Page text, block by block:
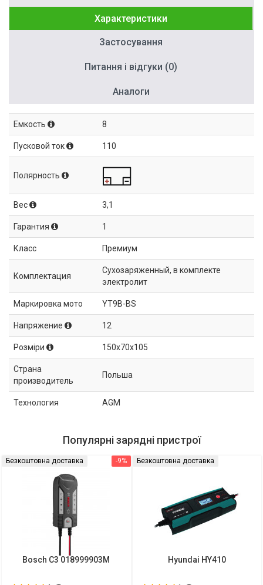
Характеристики
Застосування
Питання і відгуки (0)
Аналоги
Емкость 8
Пусковой ток 110
Полярность
Вес 3,1
Гарантия 1
Класс Премиум
Комплектация
Сухозаряженный, в комплекте
электролит
Маркировка мото YT9B-BS
Напряжение 12
Розміри 150x70x105
Страна
производитель
Польша
Технология AGM
Популярні зарядні пристрої
-9%
Безкоштовна доставка
Bosch C3 018999903M
Безкоштовна доставка
Hyundai HY410